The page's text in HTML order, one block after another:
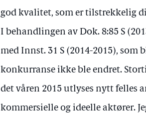
god kvalitet, som er tilstrekkelig
I behandlingen av Dok. 8:85 S
med Innst. 31 S (2014-2015),
konkurranse ikke ble endret.
det våren 2015 utlyses nytt felles
kommersielle og ideelle aktører.